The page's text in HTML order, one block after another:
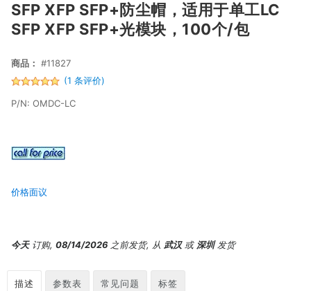
SFP XFP SFP+防尘帽，适用于单工LC
SFP XFP SFP+光模块，100个/包
商品： #11827
(1 条评价)
P/N: OMDC-LC
价格面议
今天订购,08/14/2026 之前发货, 从武汉或 深圳发货
描述 参数表 常见问题 标签